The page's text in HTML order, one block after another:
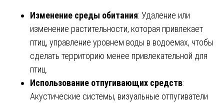
Изменение среды обитания: Удаление или
изменение растительности, которая привлекает
птиц, управление уровнем воды в водоемах, чтобы
сделать территорию менее привлекательной для
птиц.
Использование отпугивающих средств:
Акустические системы, визуальные отпугиватели